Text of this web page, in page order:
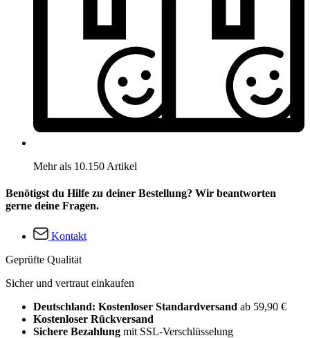
Mehr als 10.150 Artikel
Benötigst du Hilfe zu deiner Bestellung? Wir beantworten
gerne deine Fragen.
Kontakt
Geprüfte Qualität
Sicher und vertraut einkaufen
Deutschland: Kostenloser Standardversand ab 59,90 €
Kostenloser Rückversand
Sichere Bezahlung mit SSL-Verschlüsselung